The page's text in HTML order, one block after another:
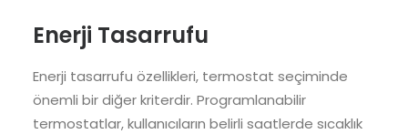
Enerji Tasarrufu
Enerji tasarrufu özellikleri, termostat seçiminde
önemli bir diğer kriterdir. Programlanabilir
termostatlar, kullanıcıların belirli saatlerde sıcaklık